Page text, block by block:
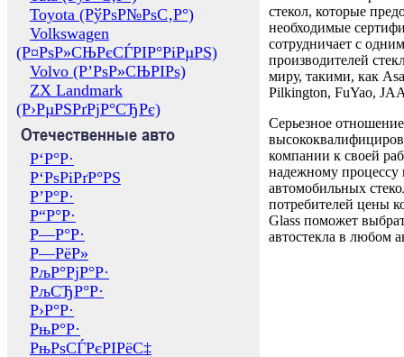
Toyota (РўРѕР№РѕС‚Р°)
Volkswagen
(Р¤РѕР»СЊРєСЃРІР°РіРµРЅ)
Volvo (Р’РѕР»СЊРІРѕ)
ZX Landmark
(Р›РµРЅРґРјР°СЂРє)
Отечественные авто
Р‘Р°Р·
Р‘РѕРіРґР°РЅ
Р’Р°Р·
Р“Р°Р·
Р—Р°Р·
Р—РёР»
РљР°РјР°Р·
РљСЂР°Р·
Р›Р°Р·
РњР°Р·
РњРѕСЃРєРІРёС‡
стекол, которые
необходимые
сотрудничает с
производителей
миру, такими, как
Pilkington, FuYao,
Серьезное отношение
компании к своей
надежному процессу
автомобильных
потребителей цены
Glass поможет
автостекла в любом